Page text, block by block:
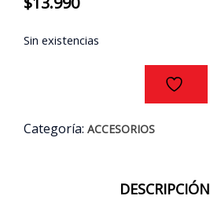
Sin existencias
Categoría: ACCESORIOS
DESCRIPCIÓN